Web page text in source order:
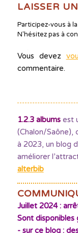
LAISSER
Participez-vous à
N'hésitez pas à
Vous devez
commentaire.
1.2.3 albumsest
(Chalon/Saône),
à 2023, un blog
améliorer
alterbib
Juillet 2024 :
Sont disponibles
- sur ce blog :